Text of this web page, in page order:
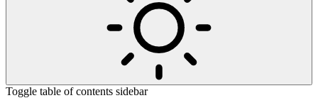
Toggle table of contents sidebar